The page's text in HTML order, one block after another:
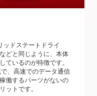
ッドステートドライ
どと同じように、本体
ているのが特徴です。
、高速でのデータ通信
働するパーツがないの
ットです。